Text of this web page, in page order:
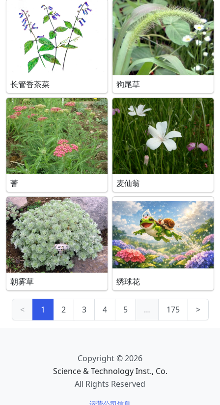
长管香茶菜 狗尾草
蓍 麦仙翁
朝雾草 绣球花
< 1 2 3 4 5 … 175 >
Copyright © 2026
Science & Technology Inst., Co.
All Rights Reserved